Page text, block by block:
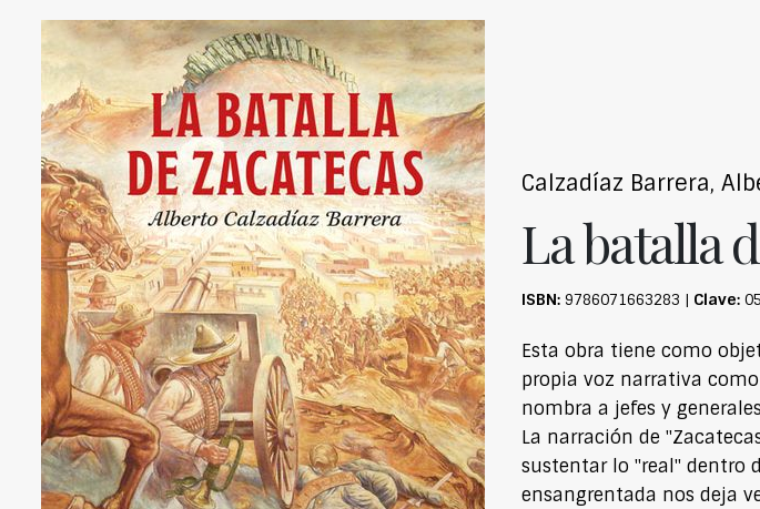
Calzadíaz Barrera,
La batalla
ISBN: 9786071663283 | Clave:
Esta obra tiene como
propia voz narrativa
nombra a jefes y
La narración de
sustentar lo "real" dentro
ensangrentada nos deja